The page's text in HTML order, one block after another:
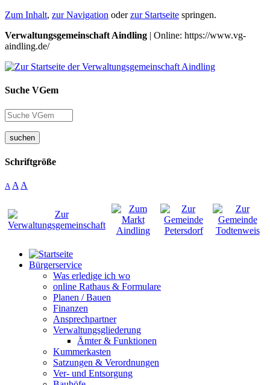
Zum Inhalt, zur Navigation oderzur Startseite springen.
Verwaltungsgemeinschaft Aindling | Online: https://www.vg-
aindling.de/
Suche VGem
suchen
Schriftgröße
A A A
Bürgerservice
Was erledige ich wo
online Rathaus & Formulare
Planen / Bauen
Finanzen
Ansprechpartner
Verwaltungsgliederung
Ämter & Funktionen
Kummerkasten
Satzungen & Verordnungen
Ver- und Entsorgung